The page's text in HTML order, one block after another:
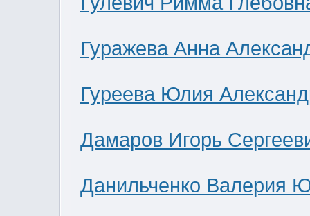
Гуражева Анна
Гуреева Юлия
Дамаров Игорь
Данильченко Валерия